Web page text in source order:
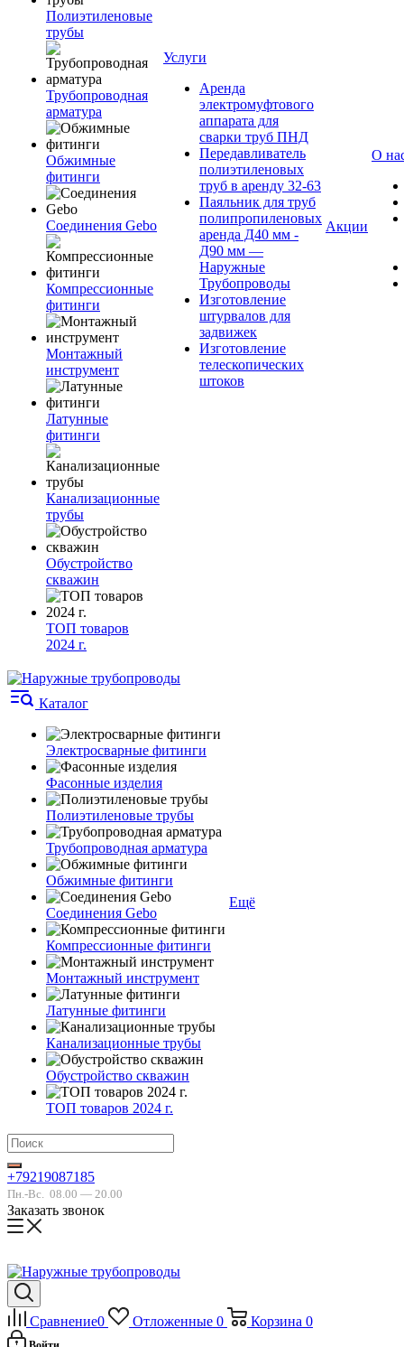
Полиэтиленовые
трубы
Трубопроводная
арматура
Обжимные
фитинги
Соединения Gebo
Компрессионные
фитинги
Монтажный
инструмент
Латунные
фитинги
Канализационные
трубы
Обустройство
скважин
ТОП товаров
2024 г.
Услуги
Аренда
электромуфтового
аппарата для
сварки труб ПНД
Передавливатель
полиэтиленовых
труб в аренду 32-63
Паяльник для труб
полипропиленовых
аренда Д40 мм -
Д90 мм —
Наружные
Трубопроводы
Изготовление
штурвалов для
задвижек
Изготовление
телескопических
штоков
Акции
О
Каталог
Электросварные фитинги
Фасонные изделия
Полиэтиленовые трубы
Трубопроводная арматура
Обжимные фитинги
Соединения Gebo
Компрессионные фитинги
Монтажный инструмент
Латунные фитинги
Канализационные трубы
Обустройство скважин
ТОП товаров 2024 г.
Ещё
+79219087185
Пн.-Вс. 08.00 — 20.00
Заказать звонок
Сравнение0 Отложенные 0 Корзина 0